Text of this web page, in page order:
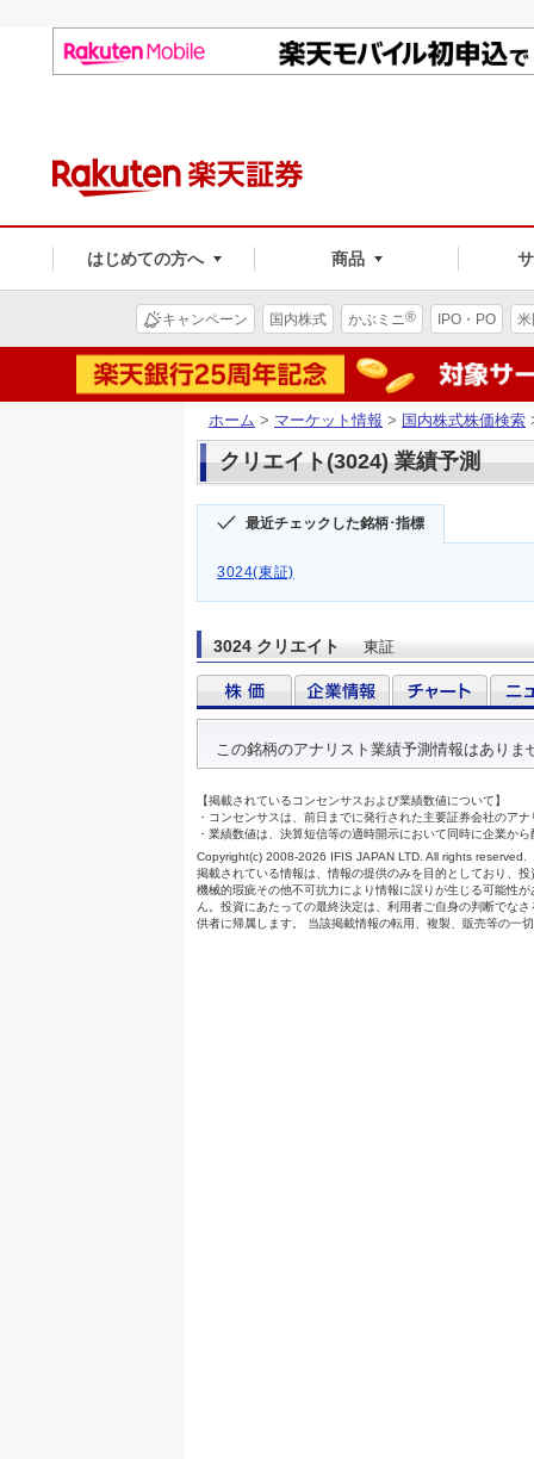
はじめての方へ 商品
キャンペーン 国内株式 かぶミニ® IPO・PO
ホーム > マーケット情報 > 国内株式株価検索
クリエイト(3024) 業績予測
最近チェックした銘柄･指標
3024(東証)
3024 クリエイト 東証